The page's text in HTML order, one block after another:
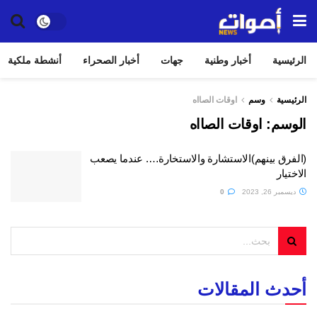
الرئيسية أخبار وطنية جهات أخبار الصحراء أنشطة ملكية
الرئيسية وسم اوقات الصااه
الوسم: اوقات الصااه
(الفرق بينهم)الاستشارة والاستخارة…. عندما يصعب
الاختيار
ديسمبر 26, 2023
أحدث المقالات